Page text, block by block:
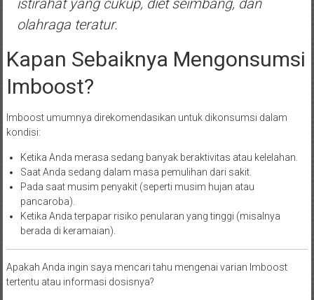
olahraga teratur.
Kapan Sebaiknya Mengonsumsi
Imboost?
Imboost umumnya direkomendasikan untuk dikonsumsi dalam
kondisi:
Ketika Anda merasa sedang banyak beraktivitas atau kelelahan.
Saat Anda sedang dalam masa pemulihan dari sakit.
Pada saat musim penyakit (seperti musim hujan atau
pancaroba).
Ketika Anda terpapar risiko penularan yang tinggi (misalnya
berada di keramaian).
Apakah Anda ingin saya mencari tahu mengenai varian Imboost
tertentu atau informasi dosisnya?